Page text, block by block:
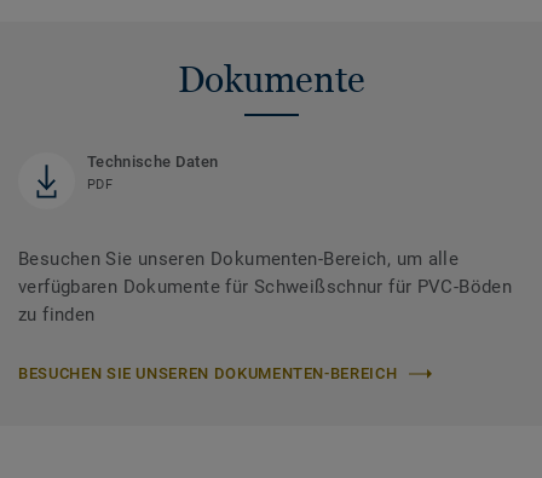
Dokumente
Technische Daten
PDF
Besuchen Sie unseren Dokumenten-Bereich, um alle
verfügbaren Dokumente für Schweißschnur für PVC-Böden
zu finden
BESUCHEN SIE UNSEREN DOKUMENTEN-BEREICH